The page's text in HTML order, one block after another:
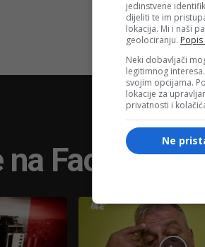
Face TV
jedinstvene
dijeliti te im
lokacija. Mi i naši
geolociranju.
Neki dobavljači
legitimnog
svojim opcijama.
lokacije za
privatnosti i
Ne